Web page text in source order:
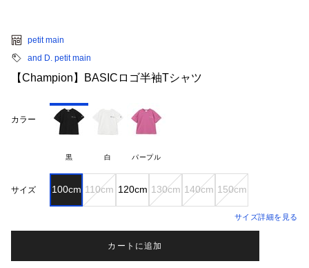
petit main
and D. petit main
【Champion】BASICロゴ半袖Tシャツ
カラー
黒 白 パープル
サイズ 100cm 110cm 120cm 130cm 140cm 150cm
サイズ詳細を見る
カートに追加